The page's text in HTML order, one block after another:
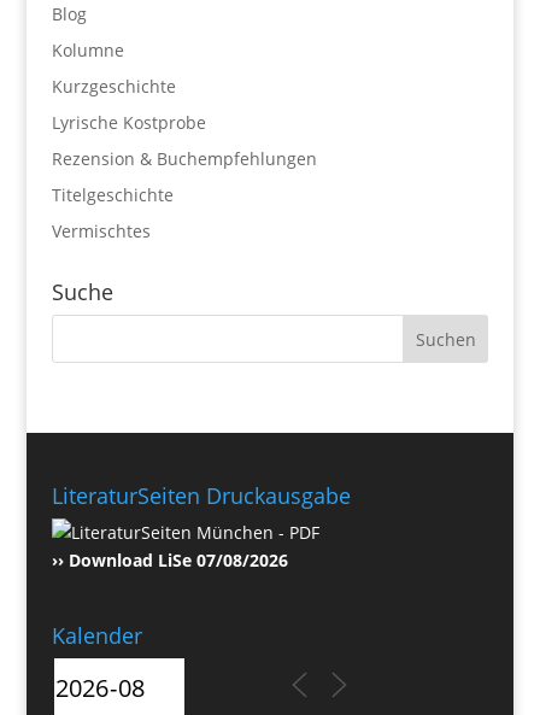
Blog
Kolumne
Kurzgeschichte
Lyrische Kostprobe
Rezension & Buchempfehlungen
Titelgeschichte
Vermischtes
Suche
LiteraturSeiten Druckausgabe
›› Download LiSe 07/08/2026
Kalender